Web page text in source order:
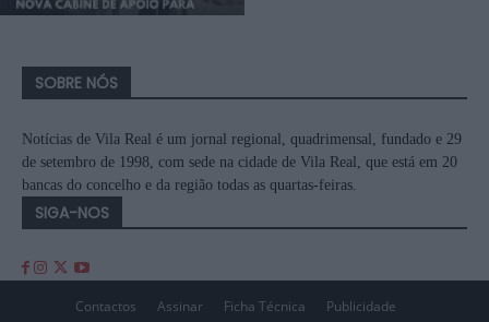
SOBRE NÓS
Notícias de Vila Real é um jornal regional, quadrimensal, fundado e 29
de setembro de 1998, com sede na cidade de Vila Real, que está em 20
bancas do concelho e da região todas as quartas-feiras.
SIGA-NOS
Contactos Assinar Ficha Técnica
Publicidade